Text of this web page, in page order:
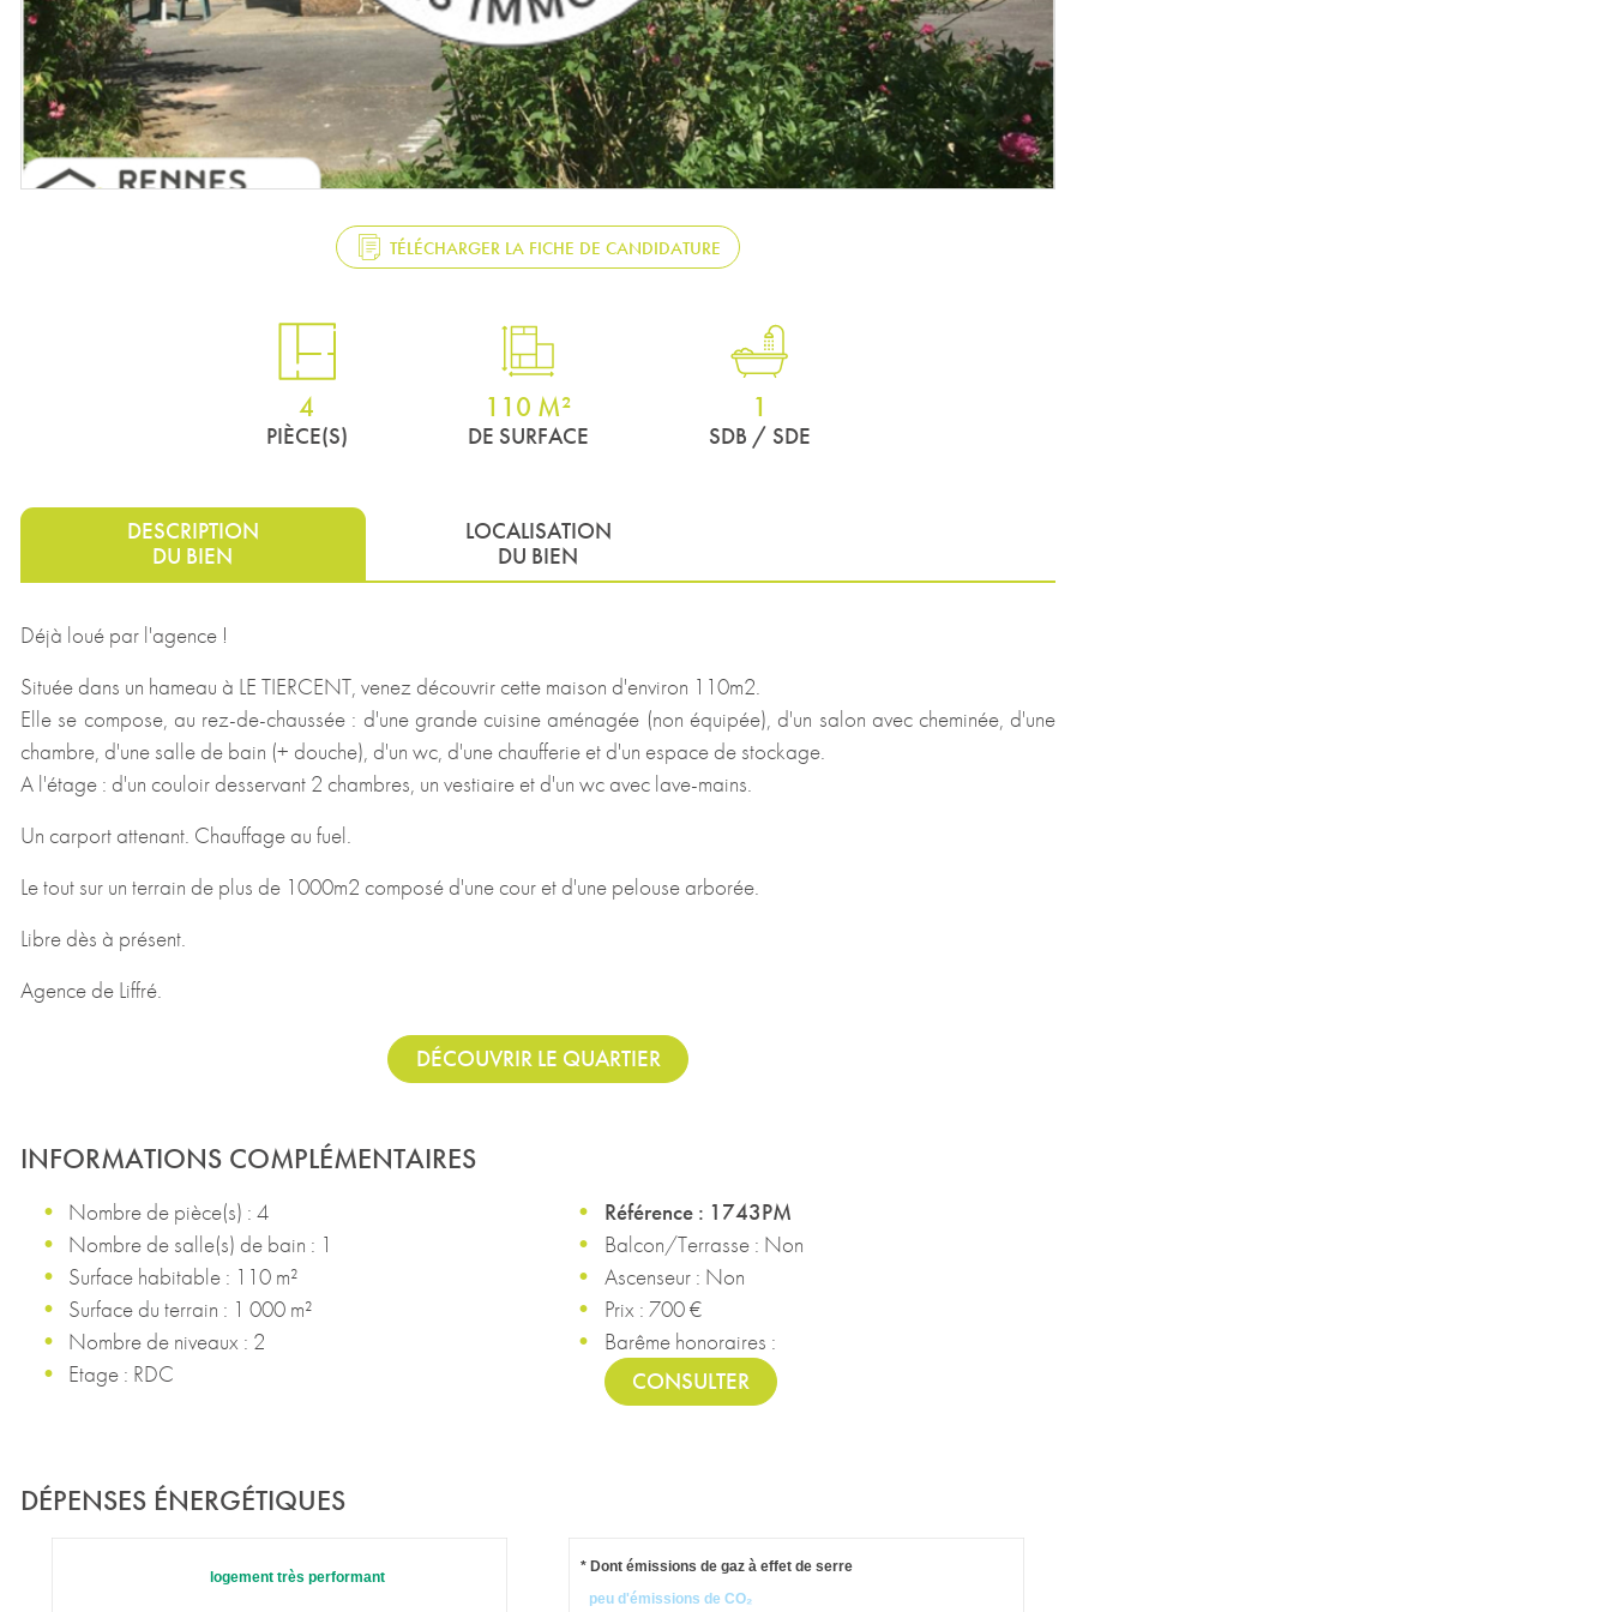
TÉLÉCHARGER LA FICHE DE CANDIDATURE
4
PIÈCE(S)
110 M²
DE SURFACE
1
SDB / SDE
DESCRIPTION
DU BIEN
LOCALISATION
DU BIEN
Déjà loué par l'agence !
Située dans un hameau à LE TIERCENT, venez découvrir cette maison d'environ 110m2.
Elle se compose, au rez-de-chaussée : d'une grande cuisine aménagée (non équipée), d'un salon avec cheminée, d'une
chambre, d'une salle de bain (+ douche), d'un wc, d'une chaufferie et d'un espace de stockage.
A l'étage : d'un couloir desservant 2 chambres, un vestiaire et d'un wc avec lave-mains.
Un carport attenant. Chauffage au fuel.
Le tout sur un terrain de plus de 1000m2 composé d'une cour et d'une pelouse arborée.
Libre dès à présent.
Agence de Liffré.
DÉCOUVRIR LE QUARTIER
INFORMATIONS COMPLÉMENTAIRES
Nombre de pièce(s) : 4
Nombre de salle(s) de bain : 1
Surface habitable : 110 m²
Surface du terrain : 1 000 m²
Nombre de niveaux : 2
Etage : RDC
Référence : 1743PM
Balcon/Terrasse : Non
Ascenseur : Non
Prix : 700 €
Barême honoraires :
CONSULTER
DÉPENSES ÉNERGÉTIQUES
logement très performant
peu d'émissions de CO₂
* Dont émissions de gaz à effet de serre